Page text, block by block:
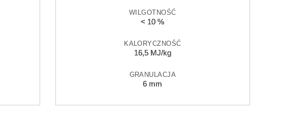
WILGOTNOŚĆ
< 10 %
KALORYCZNOŚĆ
16,5 MJ/kg
GRANULACJA
6 mm